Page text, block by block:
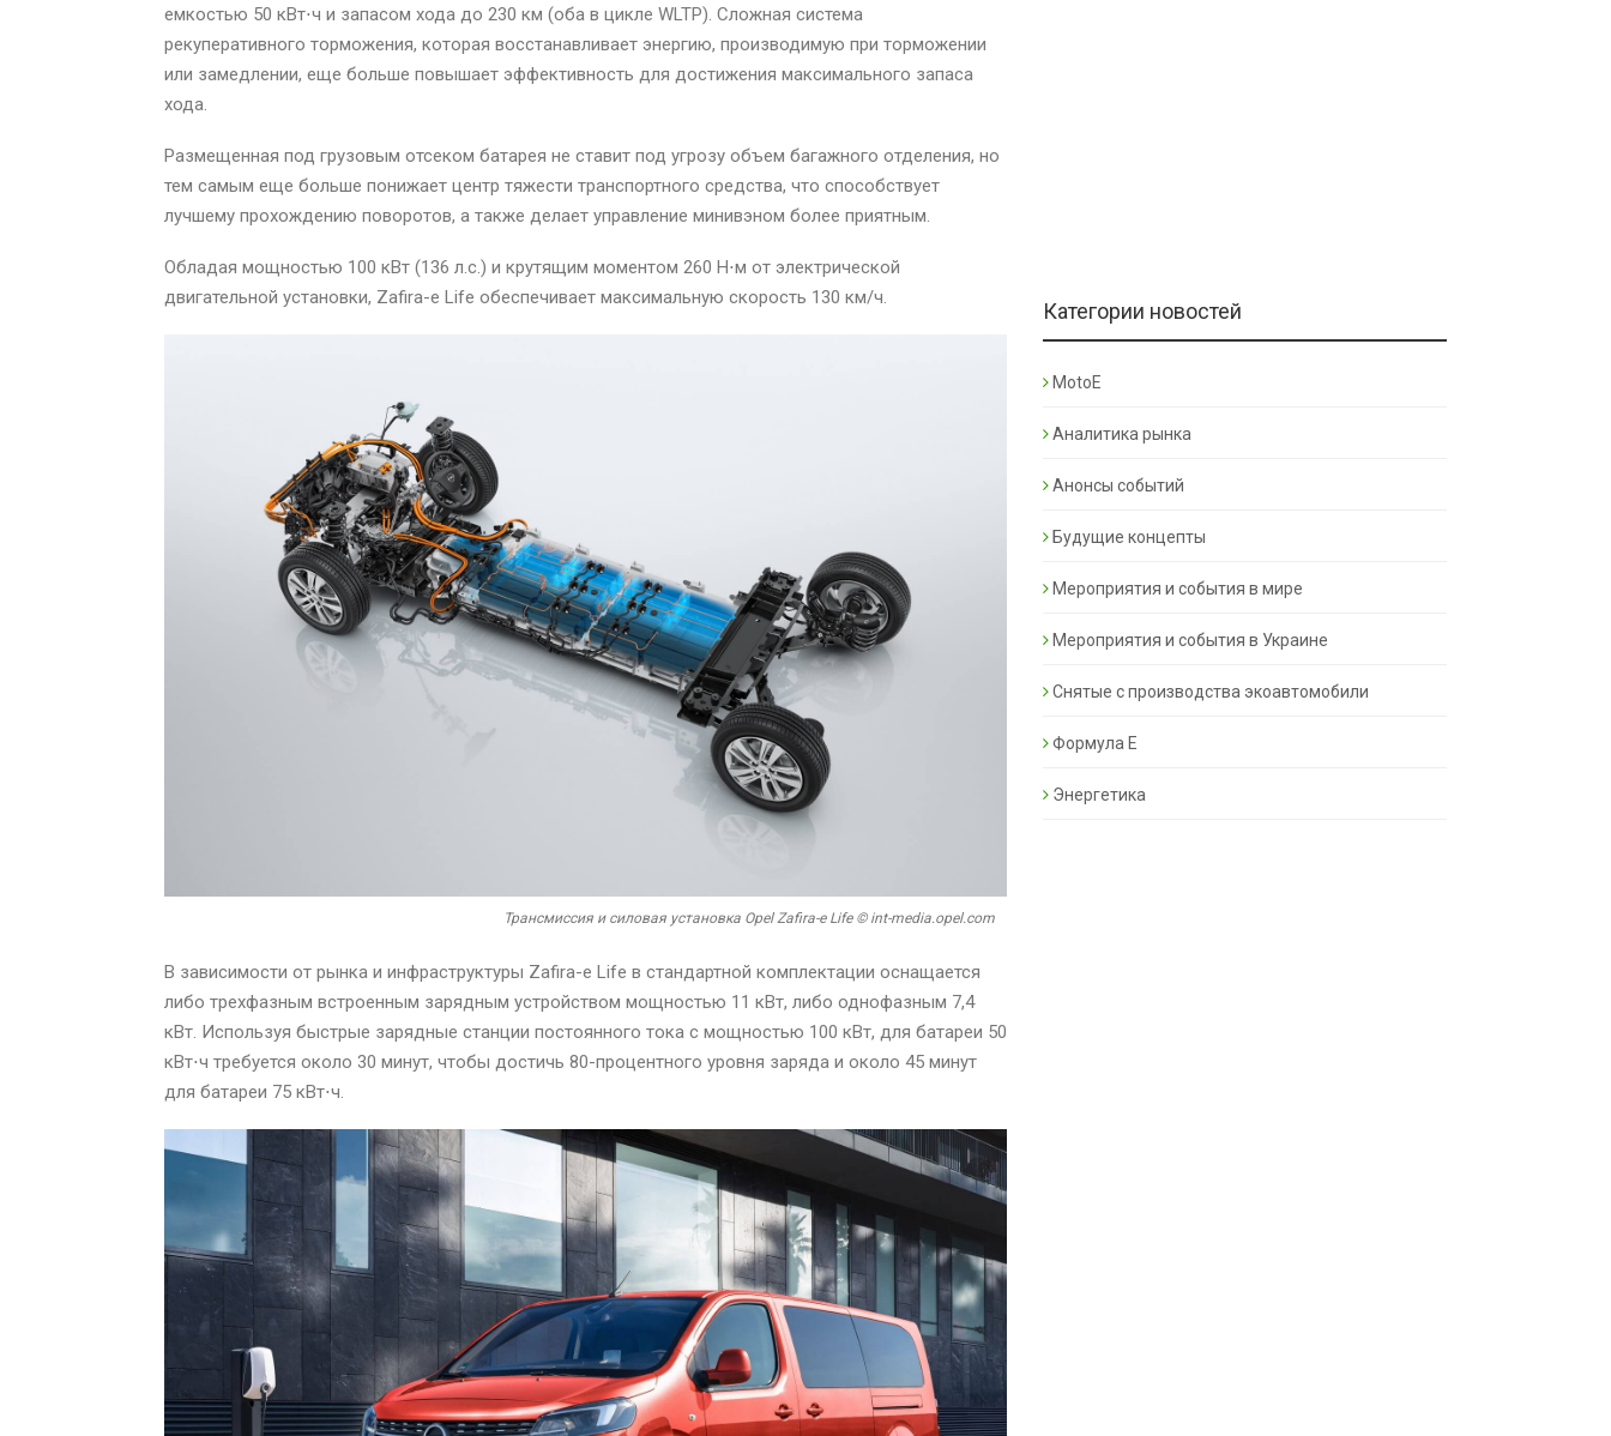
емкостью 50 кВт⋅ч и запасом хода до 230 км (оба в цикле WLTP). Сложная система
рекуперативного торможения, которая восстанавливает энергию, производимую при торможении
или замедлении, еще больше повышает эффективность для достижения максимального запаса
хода.
Размещенная под грузовым отсеком батарея не ставит под угрозу объем багажного отделения, но
тем самым еще больше понижает центр тяжести транспортного средства, что способствует
лучшему прохождению поворотов, а также делает управление минивэном более приятным.
Обладая мощностью 100 кВт (136 л.с.) и крутящим моментом 260 Н⋅м от электрической
двигательной установки, Zafira-e Life обеспечивает максимальную скорость 130 км/ч.
Трансмиссия и силовая установка Opel Zafira-e Life © int-media.opel.com
В зависимости от рынка и инфраструктуры Zafira-e Life в стандартной комплектации оснащается
либо трехфазным встроенным зарядным устройством мощностью 11 кВт, либо однофазным 7,4
кВт. Используя быстрые зарядные станции постоянного тока с мощностью 100 кВт, для батареи 50
кВт⋅ч требуется около 30 минут, чтобы достичь 80-процентного уровня заряда и около 45 минут
для батареи 75 кВт⋅ч.
Категории новостей
MotoE
Аналитика рынка
Анонсы событий
Будущие концепты
Мероприятия и события в мире
Мероприятия и события в Украине
Снятые с производства экоавтомобили
Формула Е
Энергетика